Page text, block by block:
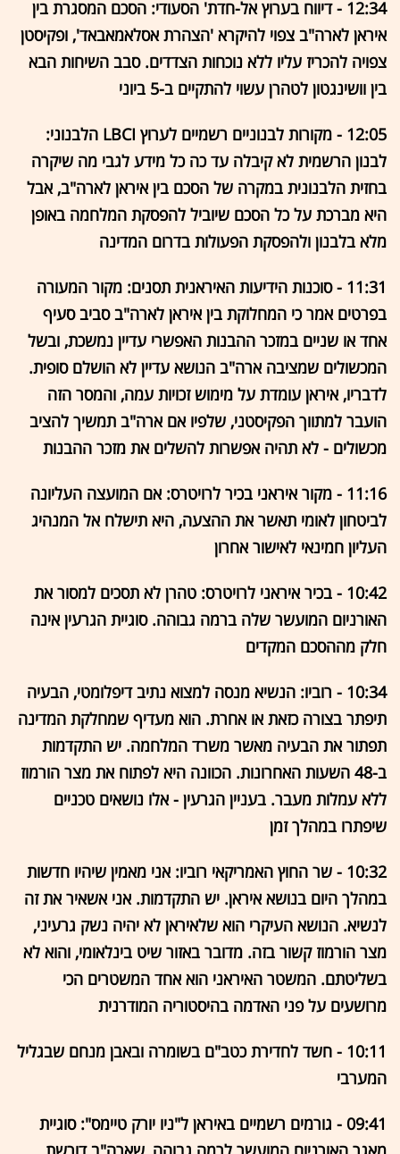
12:34 - דיווח בערוץ אל-חדת' הסעודי: הסכם המסגרת בין
איראן לארה"ב צפוי להיקרא 'הצהרת אסלאמאבאד', ופקיסטן
צפויה להכריז עליו ללא נוכחות הצדדים. סבב השיחות הבא
בין וושינגטון לטהרן עשוי להתקיים ב-5 ביוני
12:05 - מקורות לבנוניים רשמיים לערוץ LBCI הלבנוני:
לבנון הרשמית לא קיבלה עד כה כל מידע לגבי מה שיקרה
בחזית הלבנונית במקרה של הסכם בין איראן לארה"ב, אבל
היא מברכת על כל הסכם שיוביל להפסקת המלחמה באופן
מלא בלבנון ולהפסקת הפעולות בדרום המדינה
11:31 - סוכנות הידיעות האיראנית תסנים: מקור המעורה
בפרטים אמר כי המחלוקת בין איראן לארה"ב סביב סעיף
אחד או שניים במזכר ההבנות האפשרי עדיין נמשכת, ובשל
המכשולים שמציבה ארה"ב הנושא עדיין לא הושלם סופית.
לדבריו, איראן עומדת על מימוש זכויות עמה, והמסר הזה
הועבר למתווך הפקיסטני, שלפיו אם ארה"ב תמשיך להציב
מכשולים - לא תהיה אפשרות להשלים את מזכר ההבנות
11:16 - מקור איראני בכיר לרויטרס: אם המועצה העליונה
לביטחון לאומי תאשר את ההצעה, היא תישלח אל המנהיג
העליון חמינאי לאישור אחרון
10:42 - בכיר איראני לרויטרס: טהרן לא תסכים למסור את
האורניום המועשר שלה ברמה גבוהה. סוגיית הגרעין אינה
חלק מההסכם המקדים
10:34 - רוביו: הנשיא מנסה למצוא נתיב דיפלומטי, הבעיה
תיפתר בצורה כזאת או אחרת. הוא מעדיף שמחלקת המדינה
תפתור את הבעיה מאשר משרד המלחמה. יש התקדמות
ב-48 השעות האחרונות. הכוונה היא לפתוח את מצר הורמוז
ללא עמלות מעבר. בעניין הגרעין - אלו נושאים טכניים
שיפתרו במהלך זמן
10:32 - שר החוץ האמריקאי רוביו: אני מאמין שיהיו חדשות
במהלך היום בנושא איראן. יש התקדמות. אני אשאיר את זה
לנשיא. הנושא העיקרי הוא שלאיראן לא יהיה נשק גרעיני,
מצר הורמוז קשור בזה. מדובר באזור שיט בינלאומי, והוא לא
בשליטתם. המשטר האיראני הוא אחד המשטרים הכי
מרושעים על פני האדמה בהיסטוריה המודרנית
10:11 - חשד לחדירת כטב"ם בשומרה ובאבן מנחם שבגליל
המערבי
09:41 - גורמים רשמיים באיראן ל"ניו יורק טיימס": סוגיית